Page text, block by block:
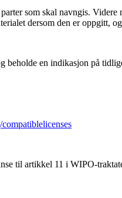
som skal navngis.
dersom den er oppgitt,
en indikasjon på
til artikkel 11 i WIPO-